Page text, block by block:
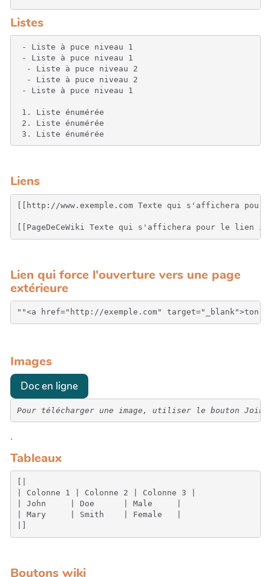
Listes
- Liste à puce niveau 1
- Liste à puce niveau 1
  - Liste à puce niveau 2
  - Liste à puce niveau 2
- Liste à puce niveau 1
1. Liste énumérée
2. Liste énumérée
3. Liste énumérée
Liens
[[http://www.exemple.com Texte qui s'affichera
[[PageDeCeWiki Texte qui s'affichera pour le lien
Lien qui force l'ouverture vers une page
extérieure
Images
Doc en ligne
Pour télécharger une image, utiliser le bouton
.
Tableaux
| Colonne 1 | Colonne 2 | Colonne 3 |
| John     | Doe      | Male     |
| Mary     | Smith    | Female   |
Boutons wiki